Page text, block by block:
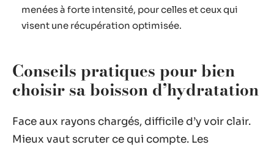
menées à forte intensité, pour celles et ceux qui
visent une récupération optimisée.